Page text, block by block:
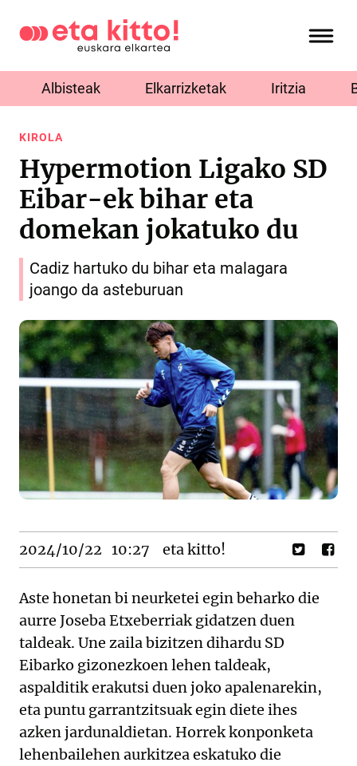
Albisteak Elkarrizketak Iritzia
KIROLA
Hypermotion Ligako SD
Eibar-ek bihar eta
domekan jokatuko du
Cadiz hartuko du bihar eta malagara
joango da asteburuan
2024/10/22 10:27 eta kitto!
Aste honetan bi neurketei egin beharko die
aurre Joseba Etxeberriak gidatzen duen
taldeak. Une zaila bizitzen dihardu SD
Eibarko gizonezkoen lehen taldeak,
aspalditik erakutsi duen joko apalenarekin,
eta puntu garrantzitsuak egin diete ihes
azken jardunaldietan. Horrek konponketa
lehenbailehen aurkitzea eskatuko die